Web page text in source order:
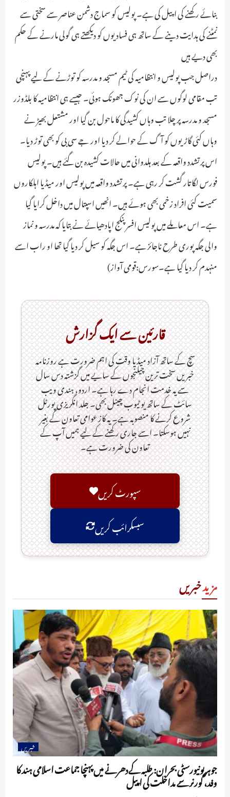
بنائے رکھنے کی اپیل کی ہے۔ پولیس کو سماج دشمن عناصر سے سختی سے
نمٹنے کی ہدایت دینے کے ساتھ ہی فسادیوں کو دیکھتے ہی گولی مارنے کے حکم
بھی دیے ہیں
دراصل جب پولیس و انتظامیہ کی ٹیم مسجد و مدرسہ کو توڑنے کے لیے پہنچی
تب مقامی لوگوں سے ان کی نوک جھونک ہوئی۔ جیسے ہی انتظامیہ کا بلڈوزر
مسجد و مدرسہ پر چلا تب وہاں کشیدگی کا ماحول بن گیا اور مشتعل بھیڑ نے
وہاں کئی گاڑیوں کو آگ کے حوالے کر دیا اور جے سی بی کو بھی توڑ دیا۔
اس پرتشدد واقعہ کے بعد ہلدوانی میں حالات کشیدہ بن گئے ہیں۔ پولیس
فورس لگاتار گشت کر رہی ہے۔ پرتشدد واقعہ میں پولیس اور میڈیا اہلکاروں
سمیت کئی افراد زخمی بھی ہوئے ہیں۔ انھیں اسپتال میں داخل کرایا گیا
ہے۔ اس معاملے میں پولیس افسر پنکج اپادھیائے نے بتایا کہ مدرسہ و نماز
والی جگہ پوری طرح ناجائز ہے۔ اس جگہ کو سیل کر دیا گیا تھا او راب اسے
منہدم کر دیا گیا ہے۔سورس:قومی آواز)
قارئین سے ایک گزارش
سچ کے ساتھ آزاد میڈیا وقت کی اہم ضرورت ہےـ روزنامہ
خبریں سخت ترین چیلنجوں کے سایے میں گزشتہ دس سال
سے یہ خدمت انجام دے رہا ہے۔ اردو، ہندی ویب
سائٹ کے ساتھ یو ٹیوب چینل بھی۔ جلد انگریزی پورٹل
شروع کرنے کا منصوبہ ہے۔ یہ کاز عوامی تعاون کے بغیر
نہیں ہوسکتا۔ اسے جاری رکھنے کے لیے ہمیں آپ کے
تعاون کی ضرورت ہے۔
سپورٹ کریں
سبسکرائب کریں
مزیدخبریں
خبریں
جوہر یونیورسٹی بحران: طلبہ کے دھرنے میں پہنچا جماعت اسلامی ہند کا
وفد، گورنر سے مداخلت کی اپیل